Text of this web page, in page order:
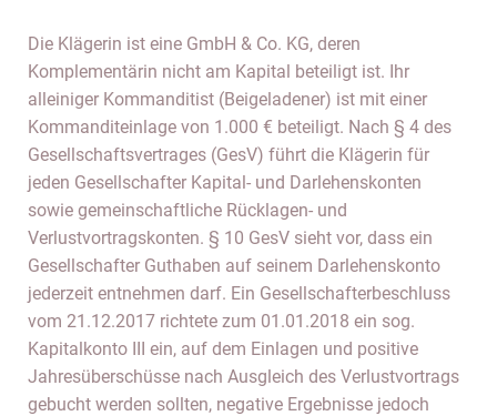
Die Klägerin ist eine GmbH & Co. KG, deren
Komplementärin nicht am Kapital beteiligt ist. Ihr
alleiniger Kommanditist (Beigeladener) ist mit einer
Kommanditeinlage von 1.000 € beteiligt. Nach § 4 des
Gesellschaftsvertrages (GesV) führt die Klägerin für
jeden Gesellschafter Kapital- und Darlehenskonten
sowie gemeinschaftliche Rücklagen- und
Verlustvortragskonten. § 10 GesV sieht vor, dass ein
Gesellschafter Guthaben auf seinem Darlehenskonto
jederzeit entnehmen darf. Ein Gesellschafterbeschluss
vom 21.12.2017 richtete zum 01.01.2018 ein sog.
Kapitalkonto III ein, auf dem Einlagen und positive
Jahresüberschüsse nach Ausgleich des Verlustvortrags
gebucht werden sollten, negative Ergebnisse jedoch